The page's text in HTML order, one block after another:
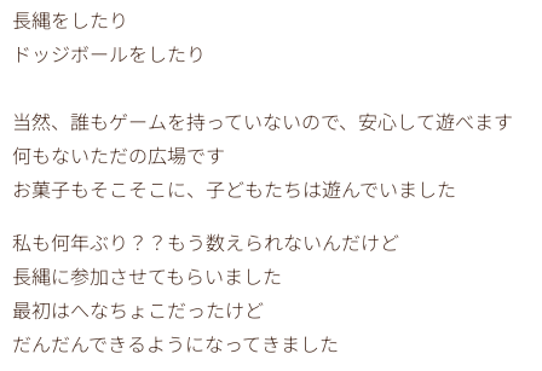
長縄をしたり
ドッジボールをしたり
当然、誰もゲームを持っていないので、安心して遊べます
何もないただの広場です
お菓子もそこそこに、子どもたちは遊んでいました
私も何年ぶり？？もう数えられないんだけど
長縄に参加させてもらいました
最初はへなちょこだったけど
だんだんできるようになってきました